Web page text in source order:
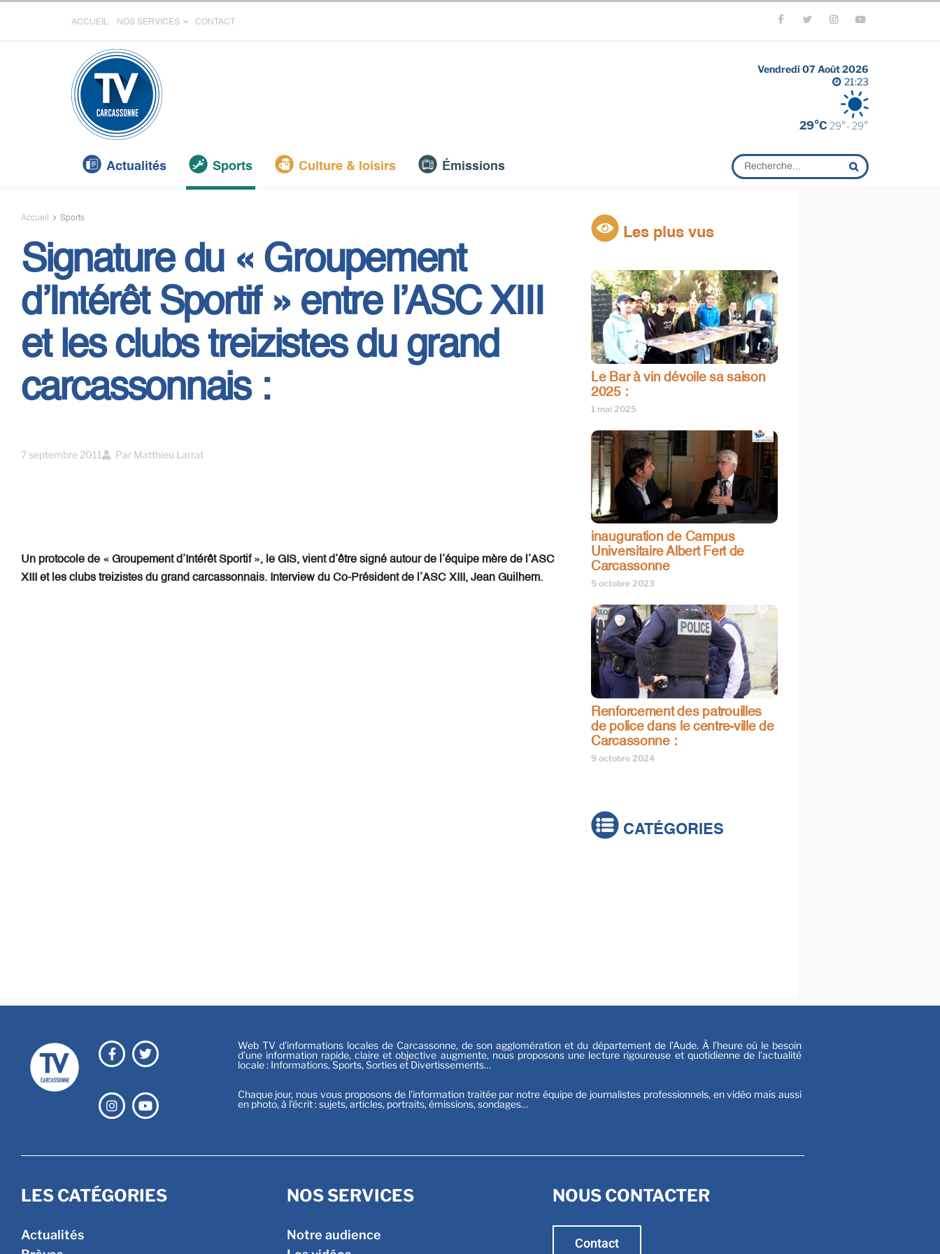
ACCUEIL NOS SERVICES CONTACT
Vendredi 07 Août 2026
21:23
29°C 29°- 29°
Actualités Sports Culture & loisirs Émissions
Accueil Sports
Signature du « Groupement
d’Intérêt Sportif » entre l’ASC XIII
et les clubs treizistes du grand
carcassonnais :
7 septembre 2011 Par Matthieu Larrat
Un protocole de « Groupement d’Intérêt Sportif », le GIS, vient d’être signé autour de l’équipe mère de l’ASC
XIII et les clubs treizistes du grand carcassonnais. Interview du Co-Président de l’ASC XIII, Jean Guilhem.
Les plus vus
Le Bar à vin dévoile sa saison
2025 :
1 mai 2025
inauguration de Campus
Universitaire Albert Fert de
Carcassonne
5 octobre 2023
Renforcement des patrouilles
de police dans le centre-ville de
Carcassonne :
9 octobre 2024
CATÉGORIES
Web TV d’informations locales de Carcassonne, de son agglomération et du département de l’Aude. À l’heure où le besoin
d’une information rapide, claire et objective augmente, nous proposons une lecture rigoureuse et quotidienne de l’actualité
locale : Informations, Sports, Sorties et Divertissements…
Chaque jour, nous vous proposons de l’information traitée par notre équipe de journalistes professionnels, en vidéo mais aussi
en photo, à l’écrit : sujets, articles, portraits, émissions, sondages…
LES CATÉGORIES
Actualités
NOS SERVICES
Notre audience
NOUS CONTACTER
Contact